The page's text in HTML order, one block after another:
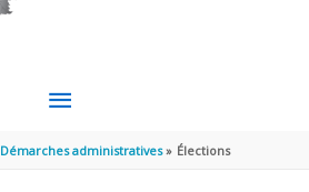
MENU
PRINCIPAL
Démarches administratives Élections